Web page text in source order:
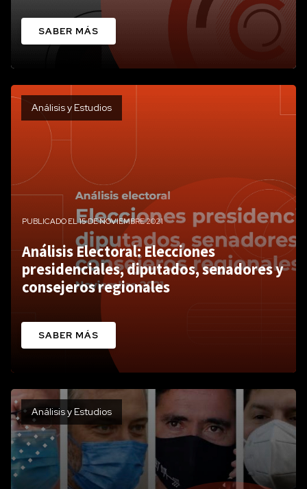
SABER MÁS
Análisis y Estudios
PUBLICADO EL 15 DE NOVIEMBRE 2021
Análisis Electoral: Elecciones
presidenciales, diputados, senadores y
consejeros regionales
SABER MÁS
Análisis y Estudios